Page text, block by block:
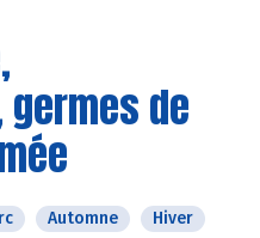
de
Automne Hiver